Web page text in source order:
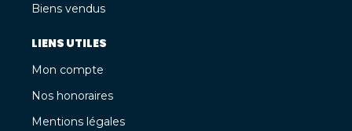
Biens vendus
LIENS UTILES
Mon compte
Nos honoraires
Mentions légales